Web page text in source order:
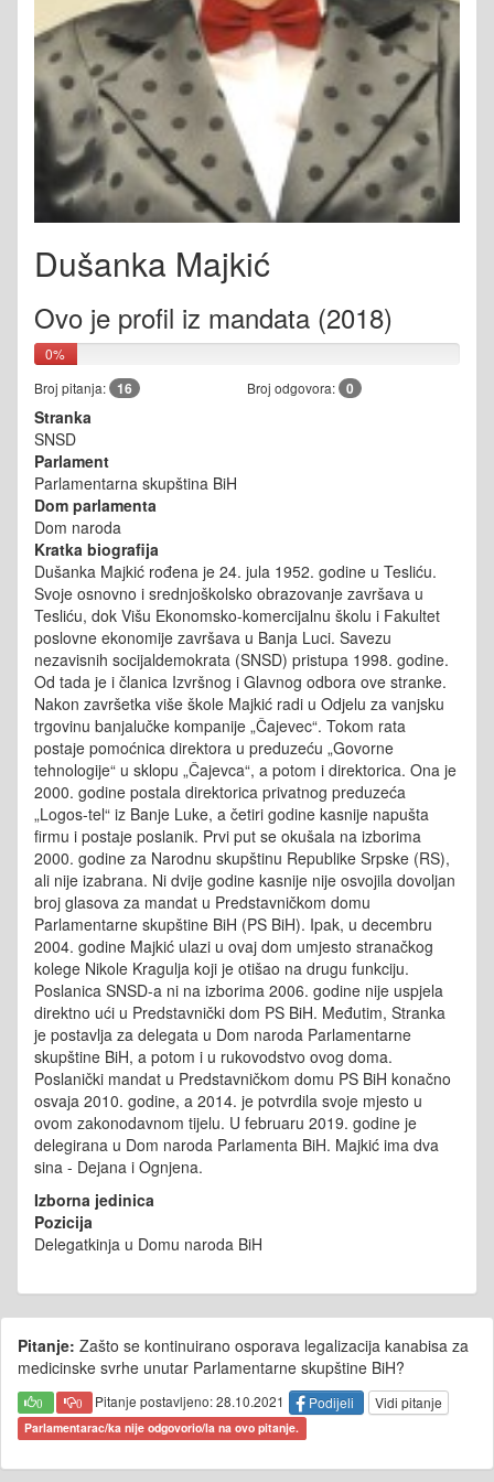
Dušanka Majkić
Ovo je profil iz mandata (2018)
0%
Broj pitanja: 16 Broj odgovora: 0
Stranka
SNSD
Parlament
Parlamentarna skupština BiH
Dom parlamenta
Dom naroda
Kratka biografija
Dušanka Majkić rođena je 24. jula 1952. godine u Tesliću.
Svoje osnovno i srednjoškolsko obrazovanje završava u
Tesliću, dok Višu Ekonomsko-komercijalnu školu i Fakultet
poslovne ekonomije završava u Banja Luci. Savezu
nezavisnih socijaldemokrata (SNSD) pristupa 1998. godine.
Od tada je i članica Izvršnog i Glavnog odbora ove stranke.
Nakon završetka više škole Majkić radi u Odjelu za vanjsku
trgovinu banjalučke kompanije „Čajevec“. Tokom rata
postaje pomoćnica direktora u preduzeću „Govorne
tehnologije“ u sklopu „Čajevca“, a potom i direktorica. Ona je
2000. godine postala direktorica privatnog preduzeća
„Logos-tel“ iz Banje Luke, a četiri godine kasnije napušta
firmu i postaje poslanik. Prvi put se okušala na izborima
2000. godine za Narodnu skupštinu Republike Srpske (RS),
ali nije izabrana. Ni dvije godine kasnije nije osvojila dovoljan
broj glasova za mandat u Predstavničkom domu
Parlamentarne skupštine BiH (PS BiH). Ipak, u decembru
2004. godine Majkić ulazi u ovaj dom umjesto stranačkog
kolege Nikole Kragulja koji je otišao na drugu funkciju.
Poslanica SNSD-a ni na izborima 2006. godine nije uspjela
direktno ući u Predstavnički dom PS BiH. Međutim, Stranka
je postavlja za delegata u Dom naroda Parlamentarne
skupštine BiH, a potom i u rukovodstvo ovog doma.
Poslanički mandat u Predstavničkom domu PS BiH konačno
osvaja 2010. godine, a 2014. je potvrdila svoje mjesto u
ovom zakonodavnom tijelu. U februaru 2019. godine je
delegirana u Dom naroda Parlamenta BiH. Majkić ima dva
sina - Dejana i Ognjena.
Izborna jedinica
Pozicija
Delegatkinja u Domu naroda BiH
Pitanje: Zašto se kontinuirano osporava legalizacija kanabisa za
medicinske svrhe unutar Parlamentarne skupštine BiH?
0 0 Pitanje postavljeno: 28.10.2021 Podijeli Vidi pitanje
Parlamentarac/ka nije odgovorio/la na ovo pitanje.